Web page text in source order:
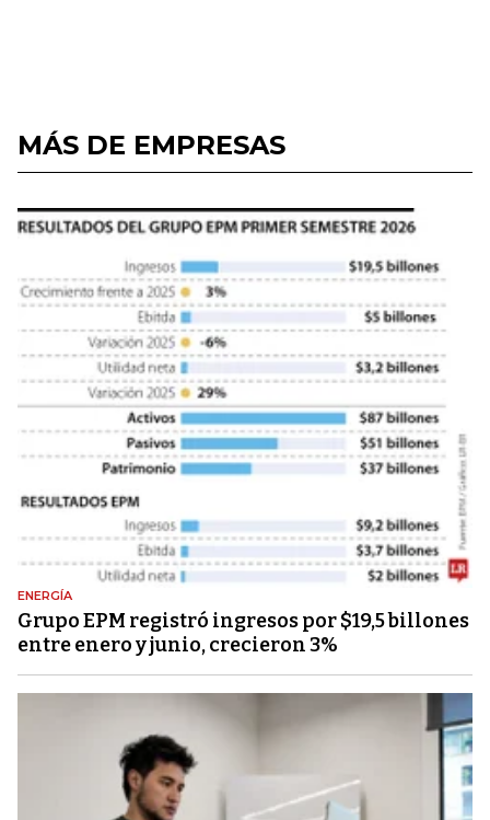
MÁS DE EMPRESAS
ENERGÍA
Grupo EPM registró ingresos por $19,5 billones
entre enero y junio, crecieron 3%